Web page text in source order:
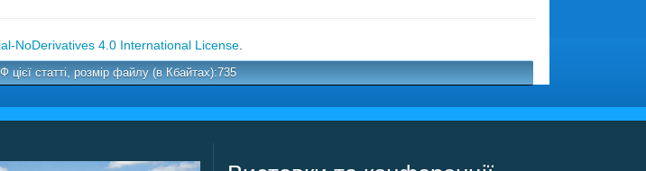
NoDerivatives 4.0 International License
статті, розмір файлу (в Кбайтах):735